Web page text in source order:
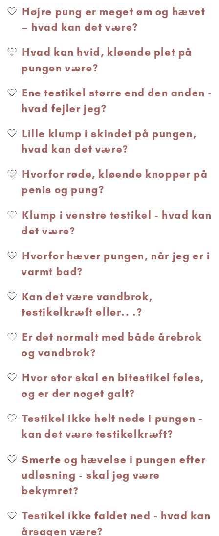
Højre pung er meget øm og hævet
– hvad kan det være?
Hvad kan hvid, kløende plet på
pungen være?
Ene testikel større end den anden -
hvad fejler jeg?
Lille klump i skindet på pungen,
hvad kan det være?
Hvorfor røde, kløende knopper på
penis og pung?
Klump i venstre testikel - hvad kan
det være?
Hvorfor hæver pungen, når jeg er i
varmt bad?
Kan det være vandbrok,
testikelkræft eller.. .?
Er det normalt med både årebrok
og vandbrok?
Hvor stor skal en bitestikel føles,
og er der noget galt?
Testikel ikke helt nede i pungen -
kan det være testikelkræft?
Smerte og hævelse i pungen efter
udløsning - skal jeg være
bekymret?
Testikel ikke faldet ned - hvad kan
årsagen være?